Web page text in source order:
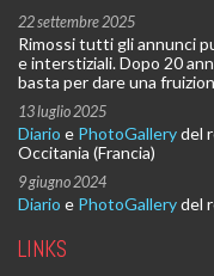
22 settembre 2025
Rimossi tutti gli annunci
e interstiziali. Dopo 20
basta per dare una
13 luglio 2025
Diario e PhotoGallerydel
Occitania (Francia)
9 giugno 2024
Diario e PhotoGallerydel
LINKS